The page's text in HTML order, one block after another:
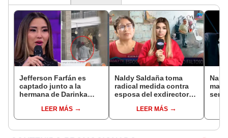
Jefferson Farfán es
captado junto a la
hermana de Darinka
Kanashiro trabajaba: “Él
tiene sus…”
LEER MÁS
Naldy Saldaña toma
radical medida contra
esposa del exdirector
acusarla de tener
relación con él: “Es
LEER MÁS